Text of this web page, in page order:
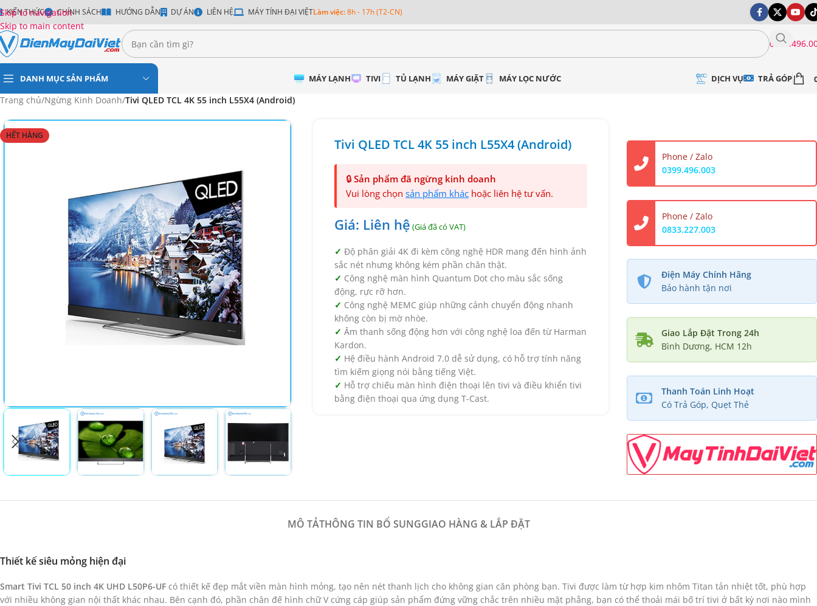
Skip to navigation
Skip to main content
KIẾN THỨC CHÍNH SÁCH HƯỚNG DẪN DỰ ÁN LIÊN HỆ MÁY TÍNH ĐẠI VIỆTLàm việc:8h - 17h (T2-CN)
DANH MỤC SẢN PHẨM MÁY LẠNH TIVI TỦ LẠNH MÁY GIẶT MÁY LỌC NƯỚC DỊCH VỤ TRẢ GÓP
Trang chủ/Ngừng Kinh Doanh/Tivi QLED TCL 4K 55 inch L55X4 (Android)
HẾT HÀNG
Tivi QLED TCL 4K 55 inch L55X4 (Android)
🔒Sản phẩm đã ngừng kinh doanh
Vui lòng chọnsản phẩm khác hoặc liên hệ tư vấn.
Giá: Liên hệ
Độ phân giải 4K đi kèm công nghệ HDR mang đến hình ảnh
sắc nét nhưng không kém phần chân thật.
Công nghệ màn hình Quantum Dot cho màu sắc sống
động, rực rỡ hơn.
Công nghệ MEMC giúp những cảnh chuyển động nhanh
không còn bị mờ nhòe.
Âm thanh sống động hơn với công nghệ loa đến từ Harman
Kardon.
Hệ điều hành Android 7.0 dễ sử dụng, có hỗ trợ tính năng
tìm kiếm giọng nói bằng tiếng Việt.
Hỗ trợ chiếu màn hình điện thoại lên tivi và điều khiển tivi
bằng điện thoại qua ứng dụng T-Cast.
Phone / Zalo
0399.496.003
Phone / Zalo
0833.227.003
Điện Máy Chính Hãng
Bảo hành tận nơi
Giao Lắp Đặt Trong 24h
Bình Dương, HCM 12h
Thanh Toán Linh Hoạt
Có Trả Góp, Quẹt Thẻ
MÔ TẢTHÔNG TIN BỔ SUNGGIAO HÀNG & LẮP ĐẶT
Thiết kế siêu mỏng hiện đại
Smart Tivi TCL 50 inch 4K UHD L50P6-UF có thiết kế đẹp mắt viền màn hình mỏng, tạo nên nét thanh lịch cho không gian căn phòng bạn. Tivi được làm từ hợp kim nhôm Titan tản nhiệt tốt, phù hợp
với nhiều không gian nội thất khác nhau. Bên cạnh đó, phần chân đế hình chữ V cứng cáp giúp sản phẩm đứng vững chắc trên nhiều mặt phẳng, bạn có thể thoải mái bố trí tivi ở bất kỳ nơi nào mình